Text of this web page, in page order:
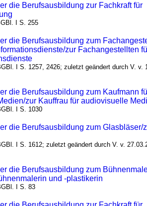
die Berufsausbildung zur Fachkraft für
I S. 255
die Berufsausbildung zum
zur Fachangestellten
I S. 1257, 2426; zuletzt geändert durch V. v.
die Berufsausbildung zum Kaufmann
zur Kauffrau für audiovisuelle
I S. 1030
die Berufsausbildung zum Glasbläser/
I S. 1612; zuletzt geändert durch V. v.
die Berufsausbildung zum
und -plastikerin
I S. 83